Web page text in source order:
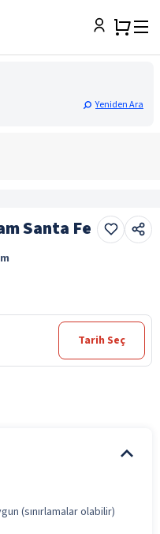
Yeniden Ara
Santa Fe
Tarih Seç
(sınırlamalar olabilir)